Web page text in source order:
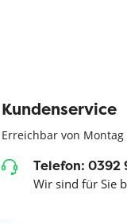
Kundenservice
Erreichbar von
Telefon: 0392
Wir sind für Sie